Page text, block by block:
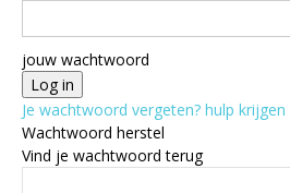
jouw wachtwoord
Je wachtwoord vergeten? hulp krijgen
Wachtwoord herstel
Vind je wachtwoord terug